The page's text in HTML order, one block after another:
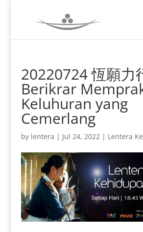
20220724 恆願力
Berikrar
Keluhuran yang
Cemerlang
by lentera | Jul 24, 2022| Lentera